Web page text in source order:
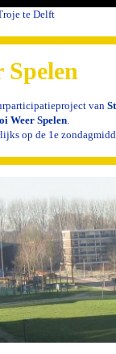
te Delft
Spelen
van
Weer Spelen
op de 1e